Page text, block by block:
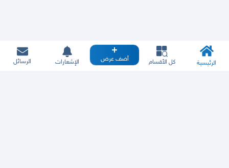
الرئيسية كل الأقسام أضف عرض الإشعارات الرسائل